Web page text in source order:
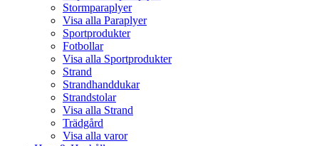
Stormparaplyer
Visa alla Paraplyer
Sportprodukter
Fotbollar
Visa alla Sportprodukter
Strand
Strandhanddukar
Strandstolar
Visa alla Strand
Trädgård
Visa alla varor